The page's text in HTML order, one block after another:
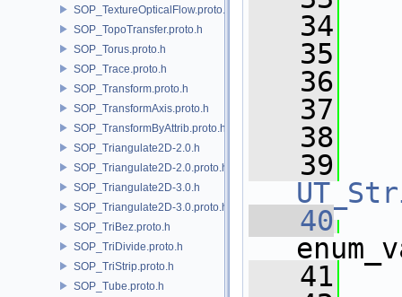
SOP_TextureOpticalFlow.proto.h
SOP_TopoTransfer.proto.h
SOP_Torus.proto.h
SOP_Trace.proto.h
SOP_Transform.proto.h
SOP_TransformAxis.proto.h
SOP_TransformByAttrib.proto.h
SOP_Triangulate2D-2.0.h
SOP_Triangulate2D-2.0.proto.h
SOP_Triangulate2D-3.0.h
SOP_Triangulate2D-3.0.proto.h
SOP_TriBez.proto.h
SOP_TriDivide.proto.h
SOP_TriStrip.proto.h
SOP_Tube.proto.h
   34
   35
   36
   37
   38
   39
   40
   41